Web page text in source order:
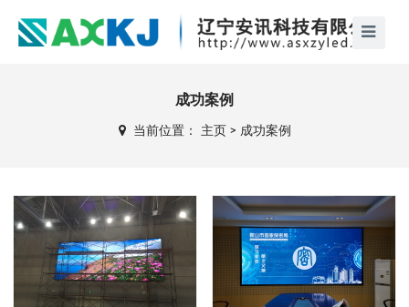
成功案例
当前位置： 主页 > 成功案例